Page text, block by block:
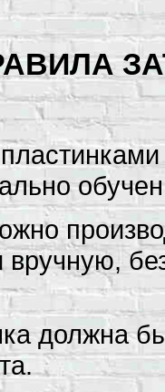
должна